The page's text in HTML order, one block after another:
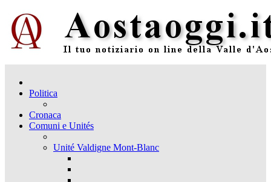
Politica
Cronaca
Comuni e Unités
Unité Valdigne Mont-Blanc